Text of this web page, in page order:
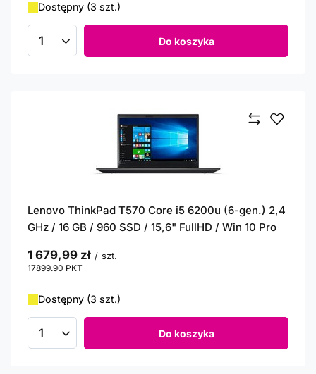
Dostępny (3 szt.)
Ilość produktów Do koszyka
Lenovo ThinkPad T570 Core i5 6200u (6-gen.) 2,4
GHz / 16 GB / 960 SSD / 15,6" FullHD / Win 10 Pro
1 679,99 zł / szt.
17899.90 PKT
Dostępny (3 szt.)
Ilość produktów Do koszyka